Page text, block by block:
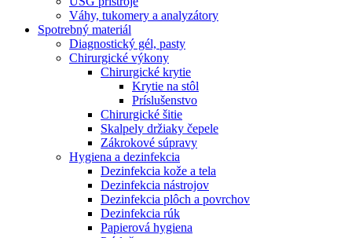
Váhy, tukomery a analyzátory
Spotrebný materiál
Diagnostický gél, pasty
Chirurgické výkony
Chirurgické krytie
Krytie na stôl
Príslušenstvo
Chirurgické šitie
Skalpely držiaky čepele
Zákrokové súpravy
Hygiena a dezinfekcia
Dezinfekcia kože a tela
Dezinfekcia nástrojov
Dezinfekcia plôch a povrchov
Dezinfekcia rúk
Papierová hygiena